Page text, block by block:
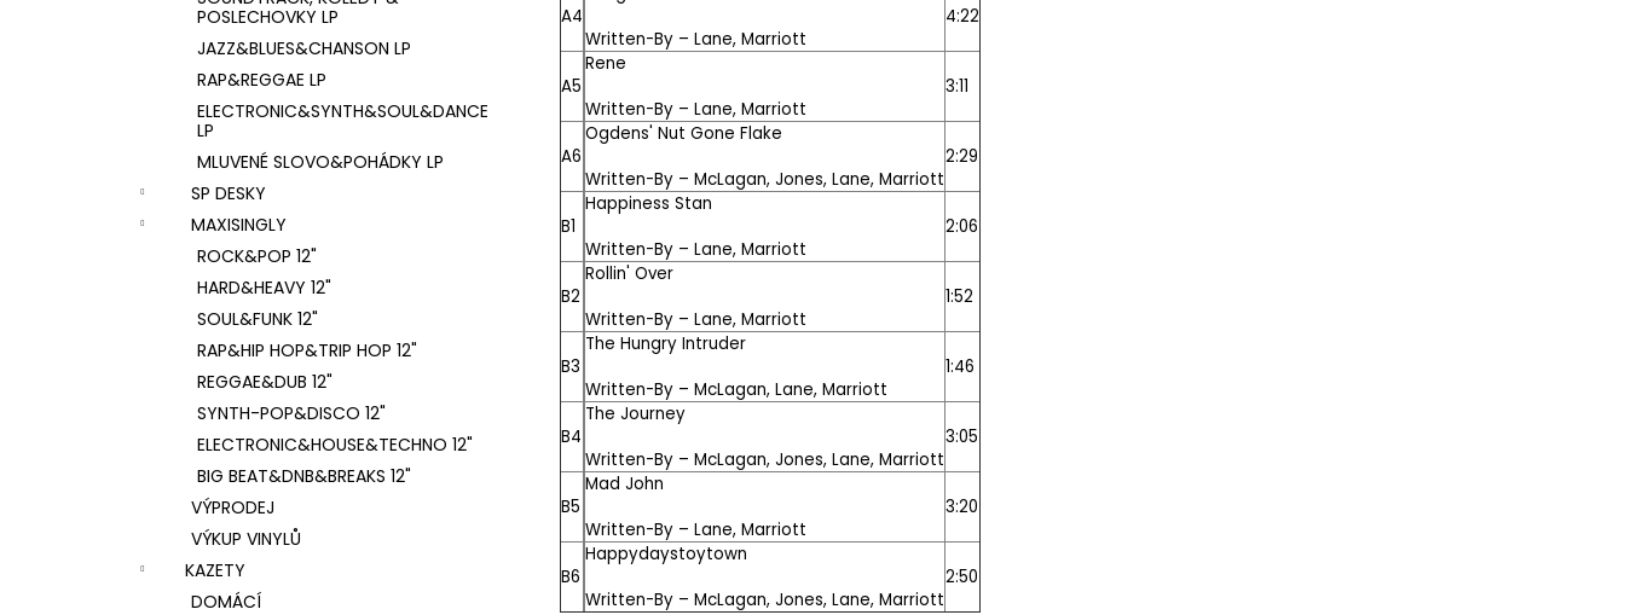
POSLECHOVKY LP
JAZZ&BLUES&CHANSON LP
RAP&REGGAE LP
ELECTRONIC&SYNTH&SOUL&DANCE
LP
MLUVENÉ SLOVO&POHÁDKY LP
SP DESKY
MAXISINGLY
ROCK&POP 12"
HARD&HEAVY 12"
SOUL&FUNK 12"
RAP&HIP HOP&TRIP HOP 12"
REGGAE&DUB 12"
SYNTH-POP&DISCO 12"
ELECTRONIC&HOUSE&TECHNO 12"
BIG BEAT&DNB&BREAKS 12"
VÝPRODEJ
VÝKUP VINYLŮ
KAZETY
DOMÁCÍ
A4
Written-By – Lane, Marriott
4:22
A5
Rene
Written-By – Lane, Marriott
3:11
A6
Ogdens' Nut Gone Flake
Written-By – McLagan, Jones, Lane, Marriott
2:29
B1
Happiness Stan
Written-By – Lane, Marriott
2:06
B2
Rollin' Over
Written-By – Lane, Marriott
1:52
B3
The Hungry Intruder
Written-By – McLagan, Lane, Marriott
1:46
B4
The Journey
Written-By – McLagan, Jones, Lane, Marriott
3:05
B5
Mad John
Written-By – Lane, Marriott
3:20
B6
Happydaystoytown
Written-By – McLagan, Jones, Lane, Marriott
2:50